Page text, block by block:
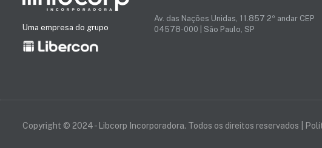
Uma empresa do grupo
Av. das Nações Unidas, 11.857 2º andar CEP
04578-000 | São Paulo, SP
Copyright © 2024 - Libcorp Incorporadora. Todos os direitos reservados |